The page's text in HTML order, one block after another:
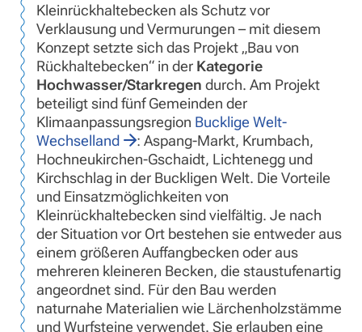
Kleinrückhaltebecken als Schutz vor
Verklausung und Vermurungen – mit diesem
Konzept setzte sich das Projekt „Bau von
Rückhaltebecken“ in der Kategorie
Hochwasser/Starkregen durch. Am Projekt
beteiligt sind fünf Gemeinden der
Klimaanpassungsregion Bucklige Welt-
Wechselland
: Aspang-Markt, Krumbach,
Hochneukirchen-Gschaidt, Lichtenegg und
Kirchschlag in der Buckligen Welt. Die Vorteile
und Einsatzmöglichkeiten von
Kleinrückhaltebecken sind vielfältig. Je nach
der Situation vor Ort bestehen sie entweder aus
einem größeren Auffangbecken oder aus
mehreren kleineren Becken, die staustufenartig
angeordnet sind. Für den Bau werden
naturnahe Materialien wie Lärchenholzstämme
und Wurfsteine verwendet. Sie erlauben eine